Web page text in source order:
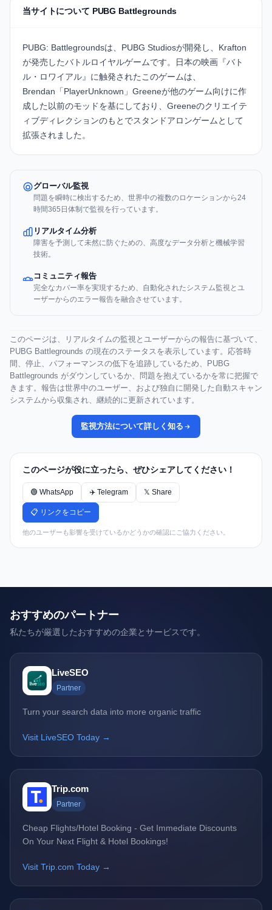
当サイトについて PUBG Battlegrounds
PUBG: Battlegroundsは、PUBG Studiosが開発し、Krafton
が発売したバトルロイヤルゲームです。日本の映画『バト
ル・ロワイアル』に触発されたこのゲームは、
Brendan「PlayerUnknown」Greeneが他のゲーム向けに作
成した以前のモッドを基にしており、Greeneのクリエイテ
ィブディレクションのもとでスタンドアロンゲームとして
拡張されました。
グローバル監視
問題を瞬時に検出するため、世界中の複数のロケーションから24
時間365日体制で監視を行っています。
リアルタイム分析
障害を予測して未然に防ぐための、高度なデータ分析と機械学習
技術。
コミュニティ報告
完全なカバー率を実現するため、自動化されたシステム監視とユ
ーザーからのエラー報告を融合させています。
このページは、リアルタイムの監視とユーザーからの報告に基づいて、
PUBG Battlegrounds の現在のステータスを表示しています。応答時
間、停止、パフォーマンスの低下を追跡しているため、PUBG
Battlegrounds がダウンしているか、問題を抱えているかを常に把握で
きます。報告は世界中のユーザー、および独自に開発した自動スキャン
システムから収集され、継続的に更新されています。
監視方法について詳しく知る
このページが役に立ったら、ぜひシェアしてください！
🟢 WhatsApp ✈️ Telegram 𝕏 Share
📋 リンクをコピー
他のユーザーも影響を受けているかどうかの確認にご協力ください。
おすすめのパートナー
私たちが厳選したおすすめの企業とサービスです。
LiveSEO
Partner
Turn your search data into more organic traffic
Visit LiveSEO Today →
Trip.com
Partner
Cheap Flights/Hotel Booking - Get Immediate Discounts
On Your Next Flight & Hotel Bookings!
Visit Trip.com Today →